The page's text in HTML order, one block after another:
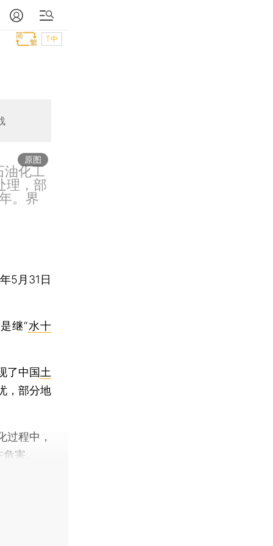
T中
原图
油化工
理，部
。界
5月31日
继“水十
了中国土
，部分地
程中，
害。